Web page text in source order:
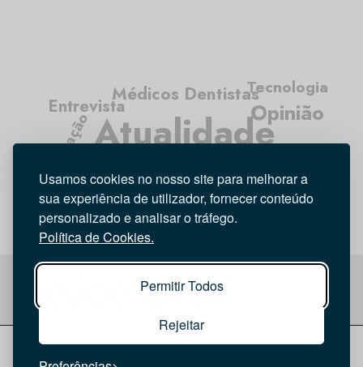
Usamos cookies no nosso site para melhorar a
sua experiência de utilizador, fornecer conteúdo
personalizado e analisar o tráfego.
Política de Cookies.
Permitir Todos
Rejeitar
Atualidade
Médicos Dentistas
Entrevista Opinião
Tecnologia
Investigação